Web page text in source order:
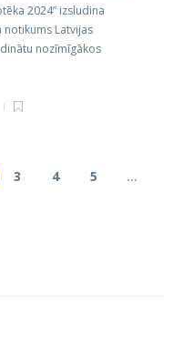
2024” izsludina
notikums Latvijas
nozīmīgākos
3 4 5 …